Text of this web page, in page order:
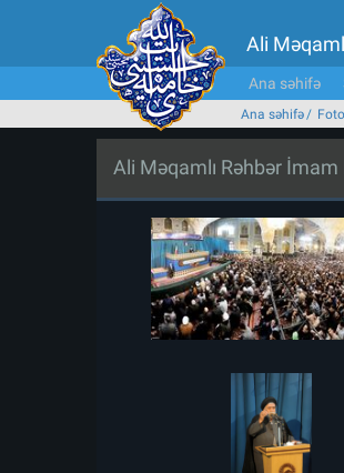
Ali
Ana səhifə
Ana səhifə
Ali Məqamlı Rəhbər